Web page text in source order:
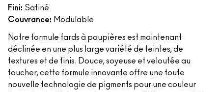
Fini: Satiné
Couvrance: Modulable
Notre formule fards à paupières est maintenant
déclinée en une plus large variété de teintes, de
textures et de finis. Douce, soyeuse et veloutée au
toucher, cette formule innovante offre une toute
nouvelle technologie de pigments pour une couleur